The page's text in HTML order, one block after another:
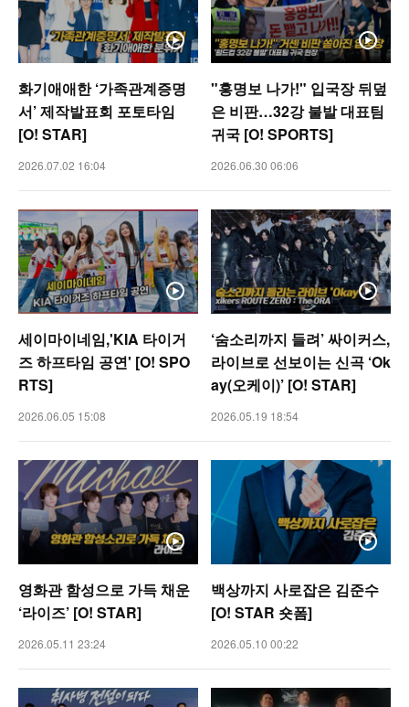
화기애애한 ‘가족관계증명
서’ 제작발표회 포토타임
[O! STAR]
2026.07.02 16:04
"홍명보 나가!" 입국장 뒤덮
은 비판…32강 불발 대표팀
귀국 [O! SPORTS]
2026.06.30 06:06
세이마이네임,'KIA 타이거
즈 하프타임 공연' [O! SPO
RTS]
2026.06.05 15:08
‘숨소리까지 들려’ 싸이커스,
라이브로 선보이는 신곡 ‘Ok
ay(오케이)’ [O! STAR]
2026.05.19 18:54
영화관 함성으로 가득 채운
‘라이즈’ [O! STAR]
2026.05.11 23:24
백상까지 사로잡은 김준수
[O! STAR 숏폼]
2026.05.10 00:22